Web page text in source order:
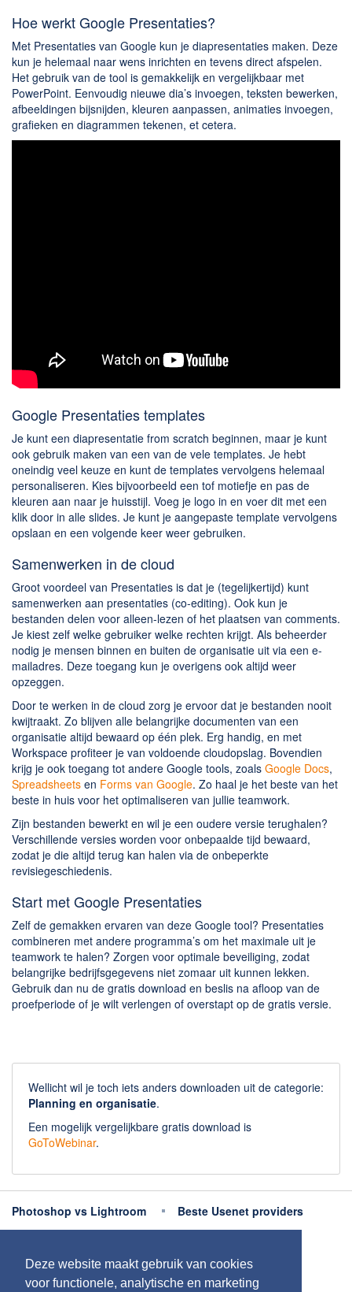
Deze website maakt gebruik van cookies
voor functionele, analytische en marketing
Hoe werkt Google Presentaties?
Met Presentaties van Google kun je diapresentaties maken. Deze
kun je helemaal naar wens inrichten en tevens direct afspelen.
Het gebruik van de tool is gemakkelijk en vergelijkbaar met
PowerPoint. Eenvoudig nieuwe dia’s invoegen, teksten bewerken,
afbeeldingen bijsnijden, kleuren aanpassen, animaties invoegen,
grafieken en diagrammen tekenen, et cetera.
Google Presentaties templates
Je kunt een diapresentatie from scratch beginnen, maar je kunt
ook gebruik maken van een van de vele templates. Je hebt
oneindig veel keuze en kunt de templates vervolgens helemaal
personaliseren. Kies bijvoorbeeld een tof motiefje en pas de
kleuren aan naar je huisstijl. Voeg je logo in en voer dit met een
klik door in alle slides. Je kunt je aangepaste template vervolgens
opslaan en een volgende keer weer gebruiken.
Samenwerken in de cloud
Groot voordeel van Presentaties is dat je (tegelijkertijd) kunt
samenwerken aan presentaties (co-editing). Ook kun je
bestanden delen voor alleen-lezen of het plaatsen van comments.
Je kiest zelf welke gebruiker welke rechten krijgt. Als beheerder
nodig je mensen binnen en buiten de organisatie uit via een e-
mailadres. Deze toegang kun je overigens ook altijd weer
opzeggen.
Door te werken in de cloud zorg je ervoor dat je bestanden nooit
kwijtraakt. Zo blijven alle belangrijke documenten van een
organisatie altijd bewaard op één plek. Erg handig, en met
Workspace profiteer je van voldoende cloudopslag. Bovendien
krijg je ook toegang tot andere Google tools, zoals Google Docs,
Spreadsheets en Forms van Google. Zo haal je het beste van het
beste in huis voor het optimaliseren van jullie teamwork.
Zijn bestanden bewerkt en wil je een oudere versie terughalen?
Verschillende versies worden voor onbepaalde tijd bewaard,
zodat je die altijd terug kan halen via de onbeperkte
revisiegeschiedenis.
Start met Google Presentaties
Zelf de gemakken ervaren van deze Google tool? Presentaties
combineren met andere programma’s om het maximale uit je
teamwork te halen? Zorgen voor optimale beveiliging, zodat
belangrijke bedrijfsgegevens niet zomaar uit kunnen lekken.
Gebruik dan nu de gratis download en beslis na afloop van de
proefperiode of je wilt verlengen of overstapt op de gratis versie.
Wellicht wil je toch iets anders downloaden uit de categorie:
Planning en organisatie.
Een mogelijk vergelijkbare gratis download is
GoToWebinar.
Photoshop vs Lightroom
Beste Usenet providers
Meer uitleg